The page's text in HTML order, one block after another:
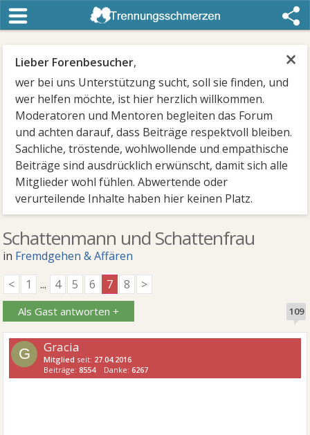
×
Lieber Forenbesucher,
wer bei uns Unterstützung sucht, soll sie finden, und
wer helfen möchte, ist hier herzlich willkommen.
Moderatoren und Mentoren begleiten das Forum
und achten darauf, dass Beiträge respektvoll bleiben.
Sachliche, tröstende, wohlwollende und empathische
Beiträge sind ausdrücklich erwünscht, damit sich alle
Mitglieder wohl fühlen. Abwertende oder
verurteilende Inhalte haben hier keinen Platz.
Schattenmann und Schattenfrau
in Fremdgehen & Affären
<
1 ... 4 5 6 7 8 >
Als Gast antworten + 109
G Gracia
Mitglied seit: 27.04.2016
Beiträge:8554 Danke:6267